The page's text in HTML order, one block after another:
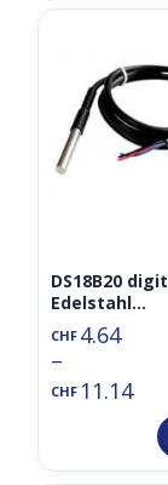
DS18B20
Edelstahl
wasserdicht
3m/2m/1m
CHF 4.64
–
CHF 11.14